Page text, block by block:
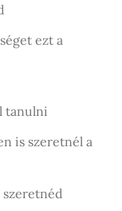
ezt a
tanulni
is szeretnél a
szeretnéd